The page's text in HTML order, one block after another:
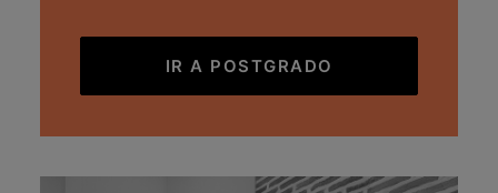
IR A POSTGRADO